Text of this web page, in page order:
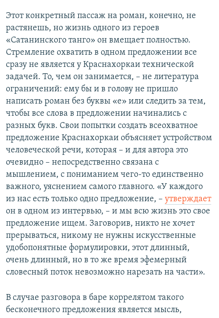
Этот конкретный пассаж на роман, конечно, не
растянешь, но жизнь одного из героев
«Сатанинского танго» он вмещает полностью.
Стремление охватить в одном предложении все
сразу не является у Краснахоркаи технической
задачей. То, чем он занимается, – не литература
ограничений: ему бы и в голову не пришло
написать роман без буквы «е» или следить за тем,
чтобы все слова в предложении начинались с
разных букв. Свои попытки создать всеохватное
предложение Краснахоркаи объясняет устройством
человеческой речи, которая – и для автора это
очевидно – непосредственно связана с
мышлением, с пониманием чего-то единственно
важного, уяснением самого главного. «У каждого
из нас есть только одно предложение, – утверждает
он в одном из интервью, – и мы всю жизнь это свое
предложение ищем. Заговорив, никто не хочет
прерываться, никому не нужны искусственные
удобопонятные формулировки, этот длинный,
очень длинный, но в то же время эфемерный
словесный поток невозможно нарезать на части».
В случае разговора в баре коррелятом такого
бесконечного предложения является мысль,